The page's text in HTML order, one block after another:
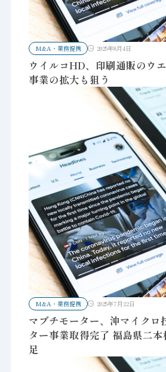
M&A・業務提携 2025年8月4日
ウイルコHD、印刷通販のウ
事業の拡大も狙う
M&A・業務提携 2025年7月22日
マブチモーター、沖マイクロ
ター事業取得完了 福島県二
足